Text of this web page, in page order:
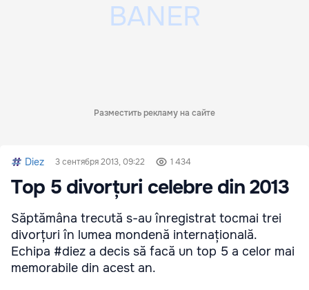
Разместить рекламу на сайте
Diez 3 сентября 2013, 09:22 1 434
Top 5 divorțuri celebre din 2013
Săptămâna trecută s-au înregistrat tocmai trei
divorțuri în lumea mondenă internațională.
Echipa #diez a decis să facă un top 5 a celor mai
memorabile din acest an.